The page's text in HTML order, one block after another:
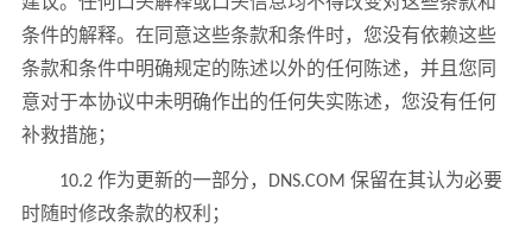
条件的解释。在同意这些条款和条件时，您没有依赖这些
条款和条件中明确规定的陈述以外的任何陈述，并且您同
意对于本协议中未明确作出的任何失实陈述，您没有任何
补救措施；
10.2 作为更新的一部分，DNS.COM 保留在其认为必要
时随时修改条款的权利；